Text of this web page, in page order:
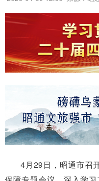
4月29日，昭通市召